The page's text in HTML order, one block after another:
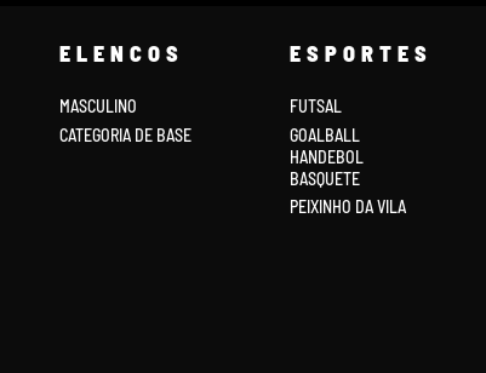
ELENCOS
MASCULINO
CATEGORIA DE BASE
ESPORTES
FUTSAL
GOALBALL
HANDEBOL
BASQUETE
PEIXINHO DA VILA